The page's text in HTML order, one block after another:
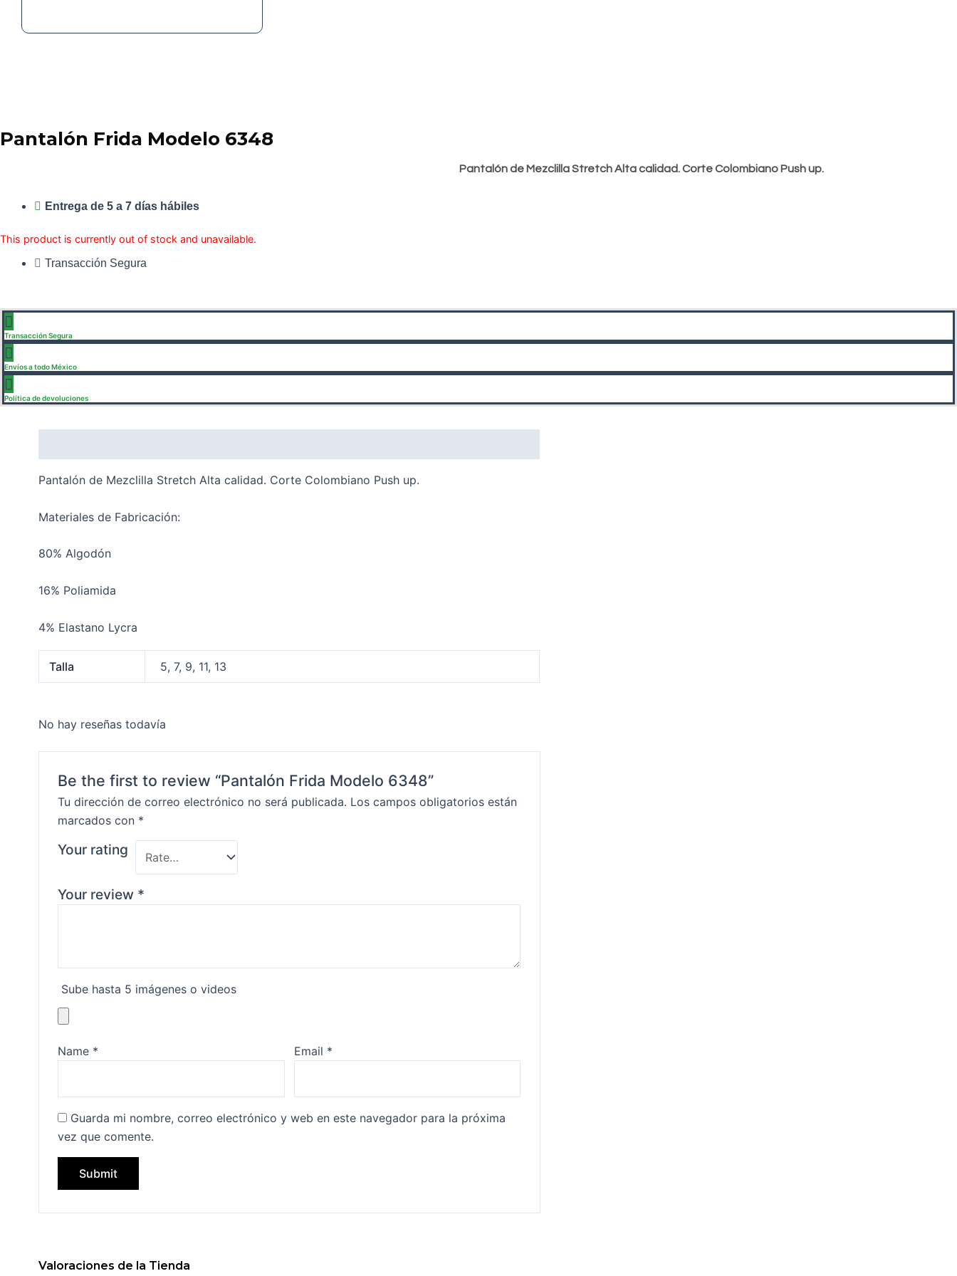
Pantalón Frida Modelo 6348
Pantalón de Mezclilla Stretch Alta calidad. Corte Colombiano Push up.
Entrega de 5 a 7 días hábiles
This product is currently out of stock and unavailable.
Transacción Segura
Transacción Segura
Envíos a todo México
Política de devoluciones
Pantalón de Mezclilla Stretch Alta calidad. Corte Colombiano Push up.
Materiales de Fabricación:
80% Algodón
16% Poliamida
4% Elastano Lycra
Talla 5, 7, 9, 11, 13
No hay reseñas todavía
Be the first to review “Pantalón Frida Modelo 6348”
Tu dirección de correo electrónico no será publicada. Los campos obligatorios están
marcados con *
Your rating
Your review *
Sube hasta 5 imágenes o videos
Name * Email *
Guarda mi nombre, correo electrónico y web en este navegador para la próxima
vez que comente.
Valoraciones de la Tienda